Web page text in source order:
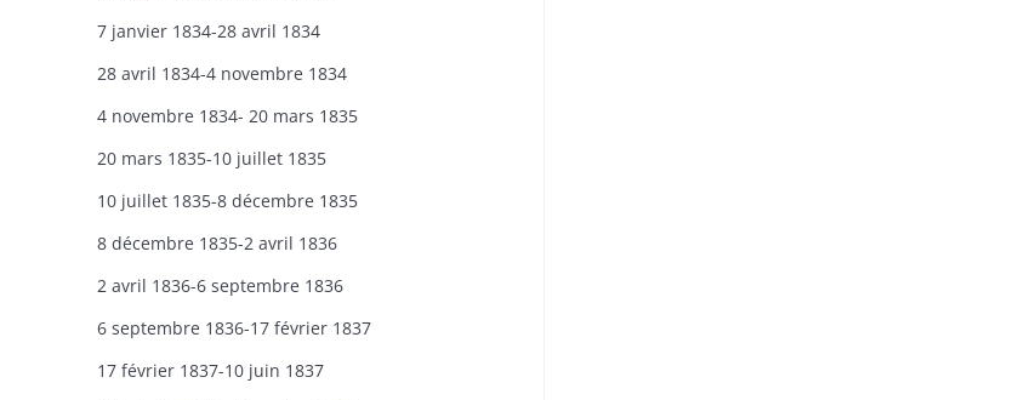
7 janvier 1834-28 avril 1834
28 avril 1834-4 novembre 1834
4 novembre 1834- 20 mars 1835
20 mars 1835-10 juillet 1835
10 juillet 1835-8 décembre 1835
8 décembre 1835-2 avril 1836
2 avril 1836-6 septembre 1836
6 septembre 1836-17 février 1837
17 février 1837-10 juin 1837